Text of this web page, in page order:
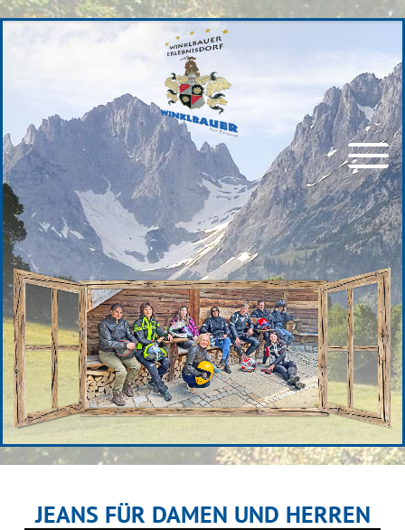
JEANS FÜR DAMEN UND HERREN